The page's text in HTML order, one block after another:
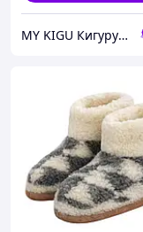
MY KIGU Кигуруми для всей семьи!